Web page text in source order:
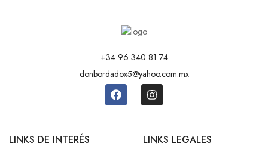
+34 96 340 81 74
donbordadox5@yahoo.com.mx
LINKS DE INTERÉS LINKS LEGALES